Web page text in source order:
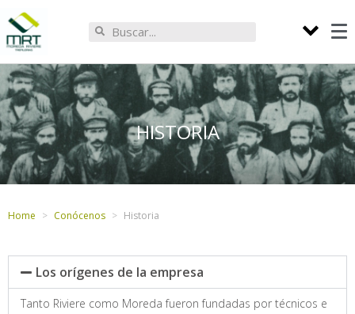
HISTORIA
Home Conócenos Historia
Los orígenes de la empresa
Tanto Riviere como Moreda fueron fundadas por técnicos e